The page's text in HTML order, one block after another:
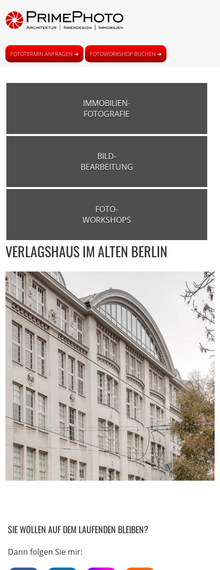
FOTOTERMIN ANFRAGEN ➜ FOTOWORKSHOP BUCHEN ➜
IMMOBILIEN-
FOTOGRAFIE
BILD-
BEARBEITUNG
FOTO-
WORKSHOPS
VERLAGSHAUS IM ALTEN BERLIN
SIE WOLLEN AUF DEM LAUFENDEN BLEIBEN?
Dann folgen Sie mir: